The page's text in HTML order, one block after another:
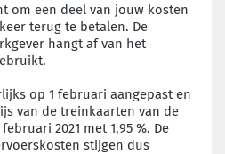
om een deel van jouw kosten
terug te betalen. De
hangt af van het
op 1 februari aangepast en
van de treinkaarten van de
2021 met 1,95 %. De
stijgen dus